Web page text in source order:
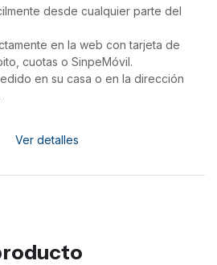
desde cualquier parte del
en la web con tarjeta de
cuotas o SinpeMóvil.
en su casa o en la dirección
Ver detalles